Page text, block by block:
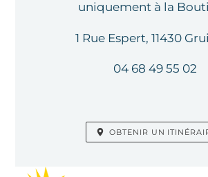
uniquement à la
1 Rue Espert, 11430
04 68 49 55 02
OBTENIR UN